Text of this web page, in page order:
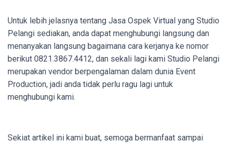
Untuk lebih jelasnya tentang Jasa Ospek Virtual yang Studio
Pelangi sediakan, anda dapat menghubungi langsung dan
menanyakan langsung bagaimana cara kerjanya ke nomor
berikut 0821.3867.4412, dan sekali lagi kami Studio Pelangi
merupakan vendor berpengalaman dalam dunia Event
Production, jadi anda tidak perlu ragu lagi untuk
menghubungi kami.
Sekiat artikel ini kami buat, semoga bermanfaat sampai